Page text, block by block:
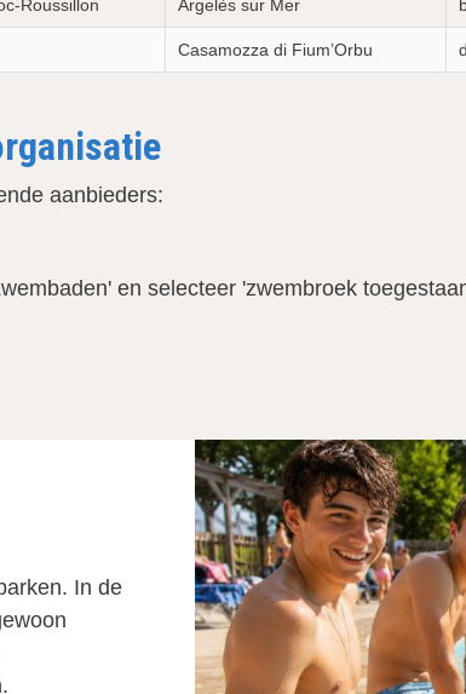
Roussillon Argelès sur Mer
Casamozza di Fium’Orbu
aanbieders:
en selecteer 'zwembroek
In de